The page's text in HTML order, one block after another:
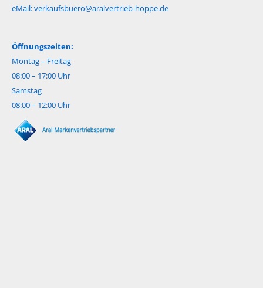
eMail:verkaufsbuero@aralvertrieb-hoppe.de
Öffnungszeiten:
Montag – Freitag
08:00 – 17:00 Uhr
Samstag
08:00 – 12:00 Uhr